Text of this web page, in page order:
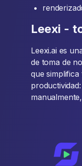
Leexi -
Leexi.ai es
de toma de
que